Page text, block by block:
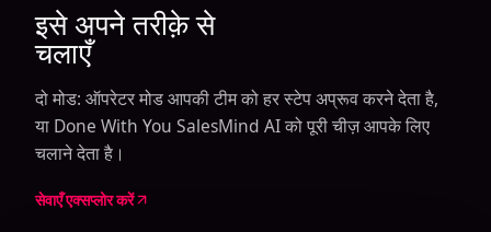
इसे अपने तरीक़े से
चलाएँ
दो मोड: ऑपरेटर मोड आपकी टीम को हर स्टेप अप्रूव करने देता है,
या Done With You SalesMind AI को पूरी चीज़ आपके लिए
चलाने देता है।
सेवाएँ एक्सप्लोर करें